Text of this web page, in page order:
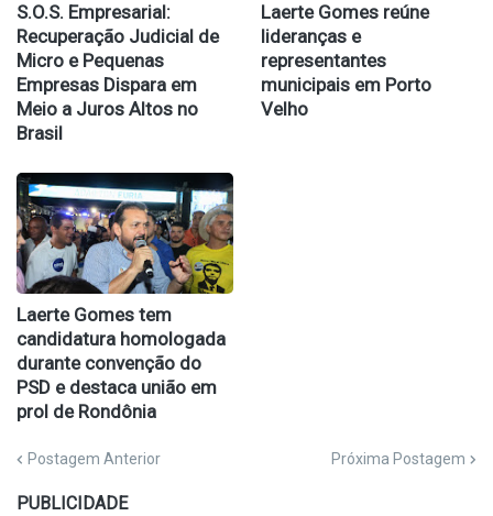
S.O.S. Empresarial:
Recuperação Judicial de
Micro e Pequenas
Empresas Dispara em
Meio a Juros Altos no
Brasil
Laerte Gomes reúne
lideranças e
representantes
municipais em Porto
Velho
Laerte Gomes tem
candidatura homologada
durante convenção do
PSD e destaca união em
prol de Rondônia
Postagem Anterior Próxima Postagem
PUBLICIDADE